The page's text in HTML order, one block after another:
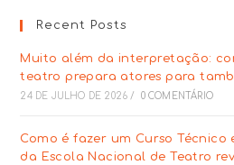
Recent Posts
Muito além da interpretação:
teatro prepara atores para
24 DE JULHO DE 2026 / 0 COMENTÁRIO
Como é fazer um Curso Técnico
da Escola Nacional de Teatro